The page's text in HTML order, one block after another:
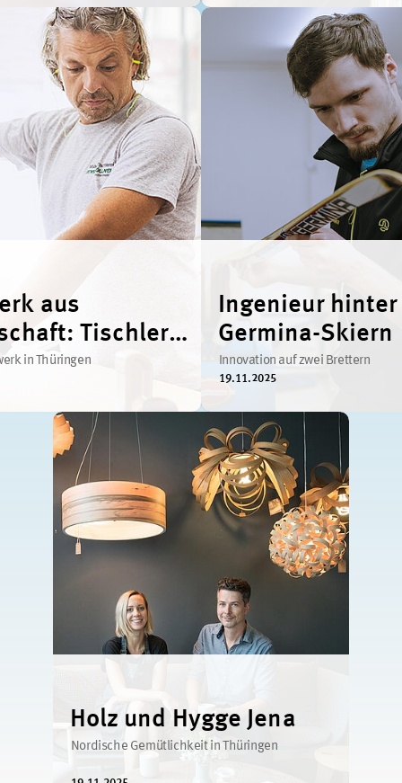
aus
Tischler
in Thüringen
Ingenieur hinter
Germina-Skiern
Innovation auf zwei Brettern
19.11.2025
Holz und Hygge Jena
Nordische Gemütlichkeit in Thüringen